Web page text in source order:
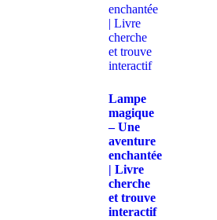
Lampe
magique
– Une
aventure
enchantée
| Livre
cherche
et trouve
interactif